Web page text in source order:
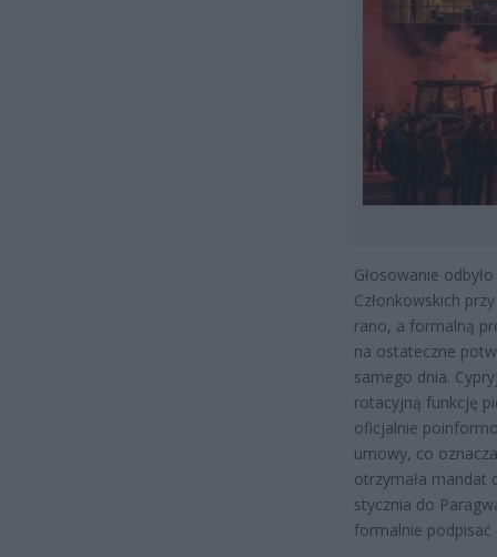
Głosowanie
Członkowskich
rano, a formalną
na ostateczne
samego dnia.
rotacyjną funkcję
oficjalnie
umowy, co
otrzymała mandat
stycznia do
formalnie podpisać